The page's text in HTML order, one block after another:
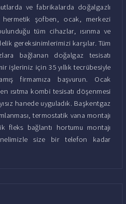
ve fabrikalarda doğalgazlı
şofben, ocak, merkezi
tüm cihazlar, ısınma ve
gereksinimlerimizi karşılar. Tüm
bağlanan doğalgaz tesisatı
işleriniz için 35 yıllık tecrübesiyle
firmamıza başvurun. Ocak
ısıtma kombi tesisatı döşenmesi
hanede uyguladık. Başkentgaz
termostatik vana montajı
fleks bağlantı hortumu montajı
size bir telefon kadar